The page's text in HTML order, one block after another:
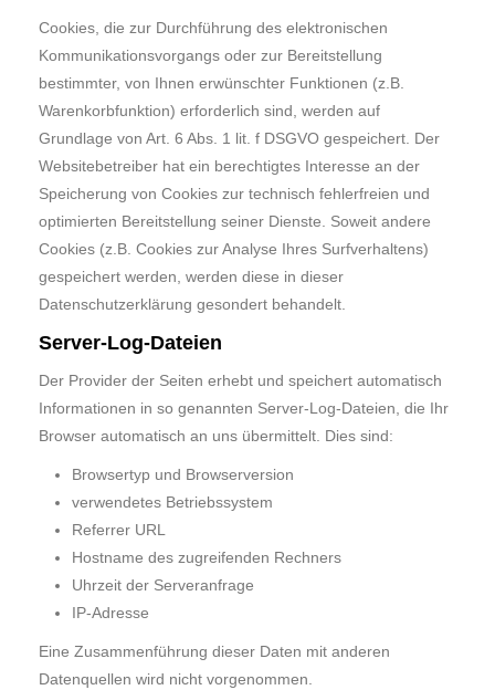
Cookies, die zur Durchführung des elektronischen
Kommunikationsvorgangs oder zur Bereitstellung
bestimmter, von Ihnen erwünschter Funktionen (z.B.
Warenkorbfunktion) erforderlich sind, werden auf
Grundlage von Art. 6 Abs. 1 lit. f DSGVO gespeichert. Der
Websitebetreiber hat ein berechtigtes Interesse an der
Speicherung von Cookies zur technisch fehlerfreien und
optimierten Bereitstellung seiner Dienste. Soweit andere
Cookies (z.B. Cookies zur Analyse Ihres Surfverhaltens)
gespeichert werden, werden diese in dieser
Datenschutzerklärung gesondert behandelt.
Server-Log-Dateien
Der Provider der Seiten erhebt und speichert automatisch
Informationen in so genannten Server-Log-Dateien, die Ihr
Browser automatisch an uns übermittelt. Dies sind:
Browsertyp und Browserversion
verwendetes Betriebssystem
Referrer URL
Hostname des zugreifenden Rechners
Uhrzeit der Serveranfrage
IP-Adresse
Eine Zusammenführung dieser Daten mit anderen
Datenquellen wird nicht vorgenommen.